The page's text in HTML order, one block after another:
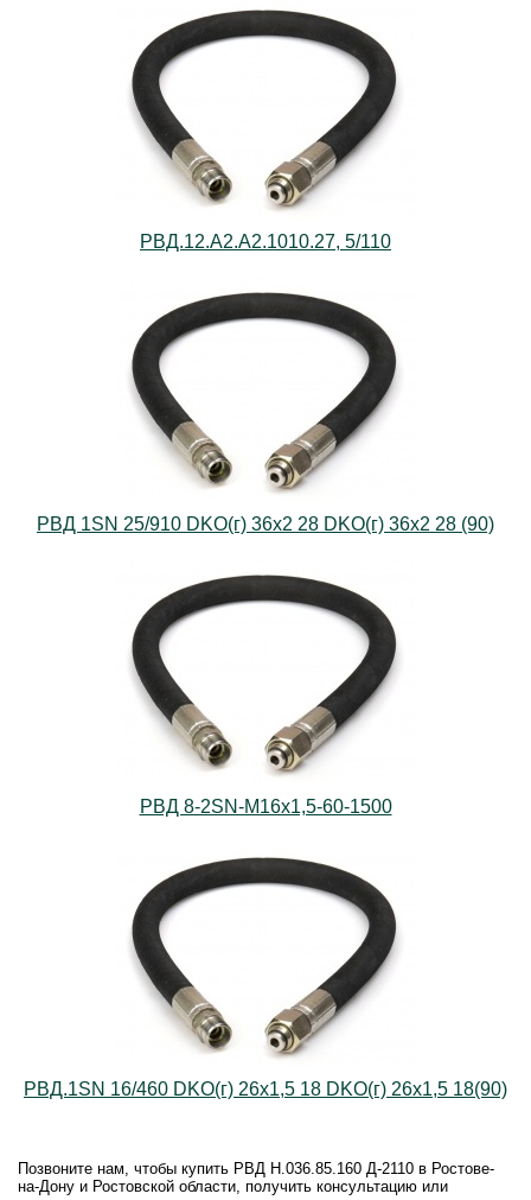
РВД.12.А2.А2.1010.27, 5/110
РВД 1SN 25/910 DKO(г) 36х2 28 DKO(г) 36х2 28 (90)
РВД 8-2SN-M16х1,5-60-1500
РВД.1SN 16/460 DKO(г) 26х1,5 18 DKO(г) 26х1,5 18(90)
Позвоните нам, чтобы купить РВД Н.036.85.160 Д-2110 в Ростове-
на-Дону и Ростовской области, получить консультацию или